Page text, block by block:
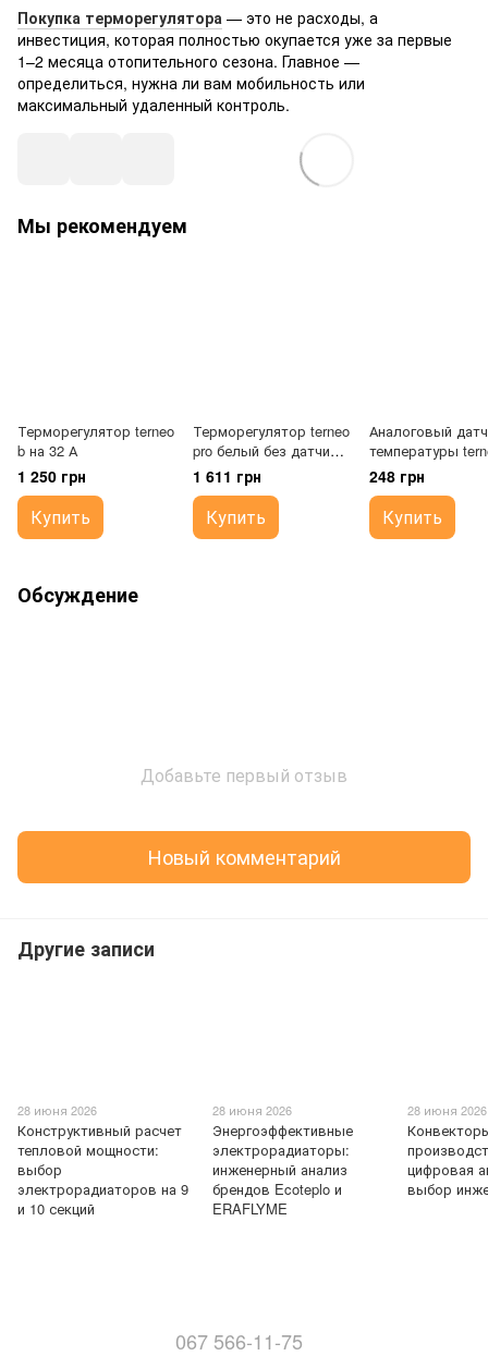
Покупка терморегулятора — это не расходы, а
инвестиция, которая полностью окупается уже за первые
1–2 месяца отопительного сезона. Главное —
определиться, нужна ли вам мобильность или
максимальный удаленный контроль.
Мы рекомендуем
Терморегулятор terneo
b на 32 А
1 250 грн
Купить
Терморегулятор terneo
pro белый без датчика
температуры пола
1 611 грн
Купить
Аналоговый
температуры
R10-4
248 грн
Купить
Обсуждение
Добавьте первый отзыв
Новый комментарий
Другие записи
28 июня 2026
Конструктивный расчет
тепловой мощности:
выбор
электрорадиаторов на 9
и 10 секций
28 июня 2026
Энергоэффективные
электрорадиаторы:
инженерный анализ
брендов Ecoteplo и
ERAFLYME
28 июня 2026
цифровая
выбор
067 566-11-75